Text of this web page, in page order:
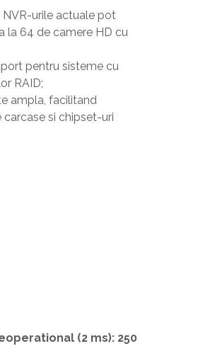
urile actuale pot
la 64 de camere HD cu
pentru sisteme cu
RAID;
ampla, facilitand
si chipset-uri
(2 ms): 250